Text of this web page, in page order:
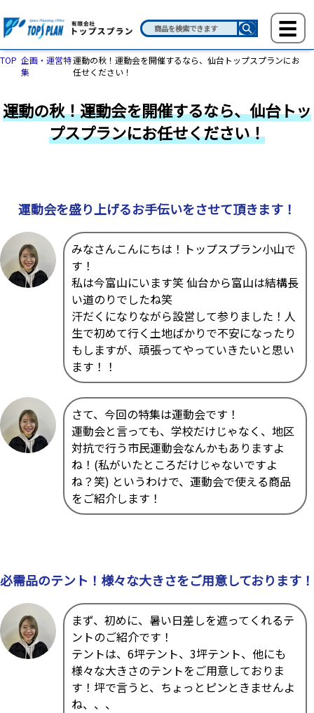
TOP 企画・運営特
集
運動の秋！運動会を開催するなら、仙台トップスプランにお
任せください！
運動の秋！運動会を開催するなら、仙台トッ
プスプランにお任せください！
運動会を盛り上げるお手伝いをさせて頂きます！
みなさんこんにちは！トップスプラン小山で
す！
私は今富山にいます笑 仙台から富山は結構長
い道のりでしたね笑
汗だくになりながら設営して参りました！人
生で初めて行く土地ばかりで不安になったり
もしますが、頑張ってやっていきたいと思い
ます！！
さて、今回の特集は運動会です！
運動会と言っても、学校だけじゃなく、地区
対抗で行う市民運動会なんかもありますよ
ね！(私がいたところだけじゃないですよ
ね？笑) というわけで、運動会で使える商品
をご紹介します！
必需品のテント！様々な大きさをご用意しております！
まず、初めに、暑い日差しを遮ってくれるテ
ントのご紹介です！
テントは、6坪テント、3坪テント、他にも
様々な大きさのテントをご用意しておりま
す！坪で言うと、ちょっとピンときませんよ
ね、、、